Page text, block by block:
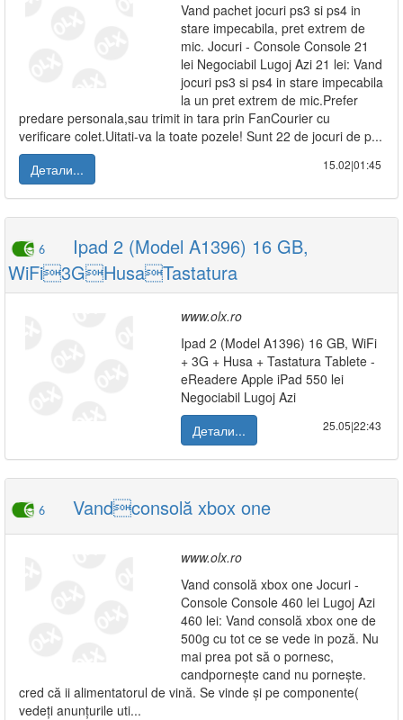
Vand pachet jocuri ps3 si ps4 in
stare impecabila, pret extrem de
mic. Jocuri - Console Console 21
lei Negociabil Lugoj Azi 21 lei: Vand
jocuri ps3 si ps4 in stare impecabila
la un pret extrem de mic.Prefer
predare personala,sau trimit in tara prin FanCourier cu
verificare colet.Uitati-va la toate pozele! Sunt 22 de jocuri de p...
Детали...
15.02|01:45
6
Ipad 2 (Model A1396) 16 GB,
WiFi3GHusaTastatura
www.olx.ro
Ipad 2 (Model A1396) 16 GB, WiFi
+ 3G + Husa + Tastatura Tablete -
eReadere Apple iPad 550 lei
Negociabil Lugoj Azi
Детали...
25.05|22:43
6 Vandconsolă xbox one
www.olx.ro
Vand consolă xbox one Jocuri -
Console Console 460 lei Lugoj Azi
460 lei: Vand consolă xbox one de
500g cu tot ce se vede in poză. Nu
mai prea pot să o pornesc,
candpornește cand nu pornește.
cred că ii alimentatorul de vină. Se vinde și pe componente(
vedeți anunțurile uti...